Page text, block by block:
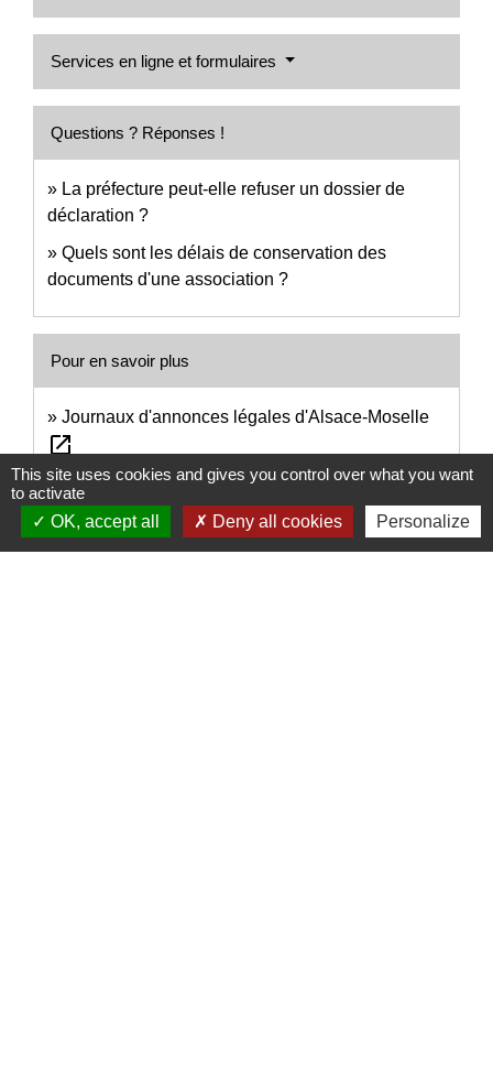
Services en ligne et formulaires
Questions ? Réponses !
La préfecture peut-elle refuser un dossier de
déclaration ?
Quels sont les délais de conservation des
documents d'une association ?
Pour en savoir plus
Journaux d'annonces légales d'Alsace-Moselle
open_in_new
Alsace Mouvement associatif
Guide pratique : créer une association en Alsace-
Moselleopen_in_new
Alsace Mouvement associatif
This site uses cookies and gives you control over what you want
to activate
OK, accept all
Deny all cookies Personalize